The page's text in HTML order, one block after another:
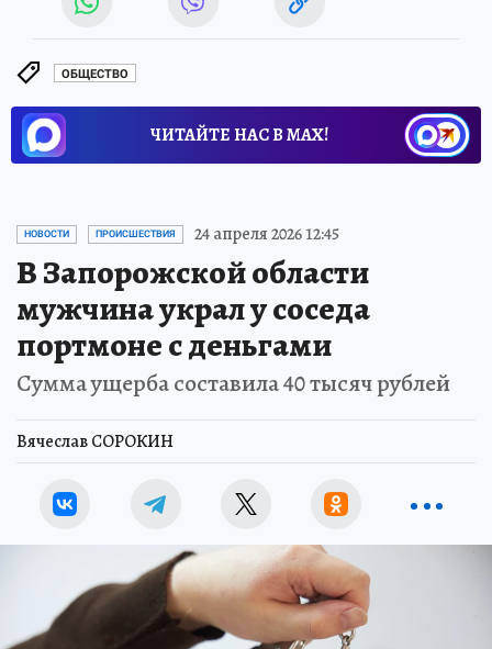
ОБЩЕСТВО
ЧИТАЙТЕ НАС В МАХ!
НОВОСТИ ПРОИСШЕСТВИЯ 24 апреля 2026 12:45
В Запорожской области
мужчина украл у соседа
портмоне с деньгами
Сумма ущерба составила 40 тысяч рублей
Вячеслав СОРОКИН